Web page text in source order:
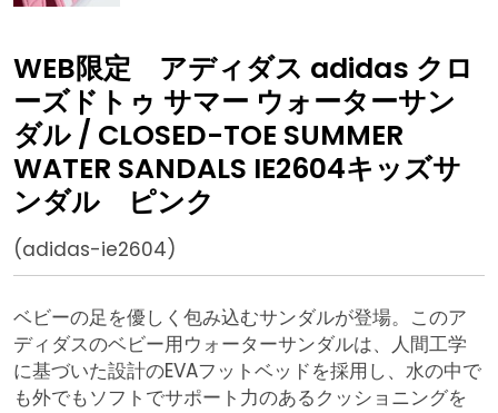
WEB限定 アディダス adidas クロ
ーズドトゥ サマー ウォーターサン
ダル / CLOSED-TOE SUMMER
WATER SANDALS IE2604キッズサ
ンダル ピンク
(adidas-ie2604)
ベビーの足を優しく包み込むサンダルが登場。このア
ディダスのベビー用ウォーターサンダルは、人間工学
に基づいた設計のEVAフットベッドを採用し、水の中で
も外でもソフトでサポート力のあるクッショニングを